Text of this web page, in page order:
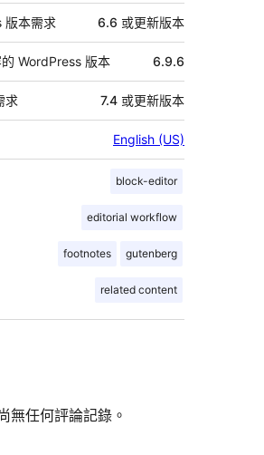
版本需求 6.6 或更新版本
WordPress 版本 6.9.6
求 7.4 或更新版本
English (US)
block-editor
editorial workflow
footnotes gutenberg
related content
無任何評論記錄。